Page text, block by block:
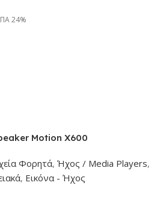
24%
Motion X600
Φορητά, Ήχος / Media Players,
, Εικόνα - Ήχος